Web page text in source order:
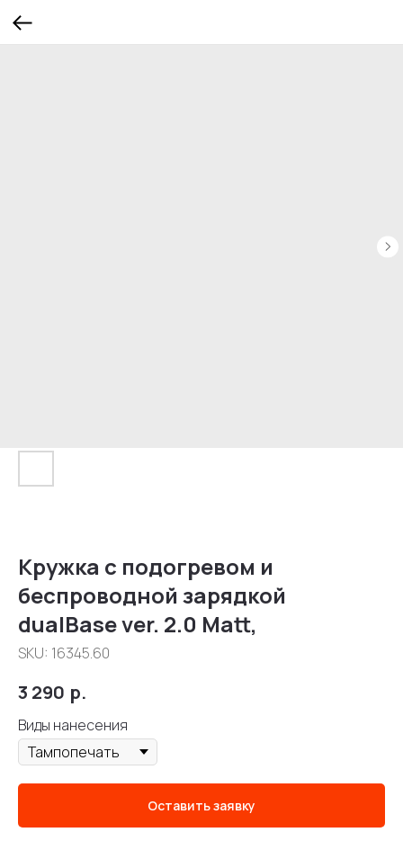
Кружка с подогревом и
беспроводной зарядкой
dualBase ver. 2.0 Matt,
SKU: 16345.60
3 290 р.
Виды нанесения
Оставить заявку